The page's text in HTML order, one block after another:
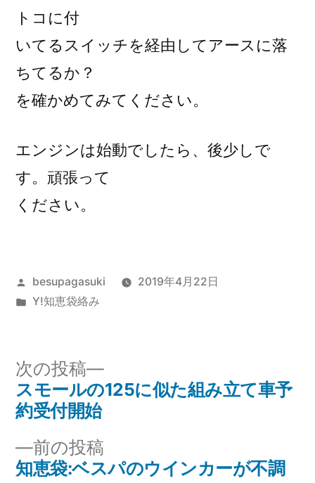
トコに付
いてるスイッチを経由してアースに落
ちてるか？
を確かめてみてください。
エンジンは始動でしたら、後少しで
す。頑張って
ください。
投
稿
besupagasuki
2019年4月22日
カ
ー:
Y!知恵袋絡み
投
ナ
前の投稿
の
知恵袋:ベスパのウインカーが不調
次の投稿
次
の
スモールの125に似た組み立て車予
約受付開始